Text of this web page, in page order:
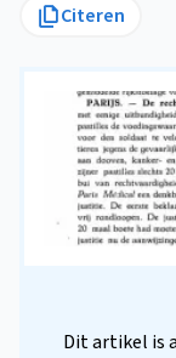
Citeren
Dit artikel is